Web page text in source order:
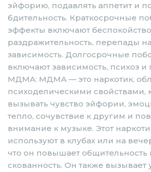
эйфорию, подавлять аппетит и
бдительность. Краткосрочные
эффекты включают
раздражительность, перепады
зависимость. Долгосрочные
включают зависимость, психоз и
МДМА: МДМА — это наркотик,
психоделическими свойствами,
вызывать чувство эйфории,
тепло, сочувствие к другим и
внимание к музыке. Этот
используют в клубах или на
что он повышает общительность
скованность. Он также